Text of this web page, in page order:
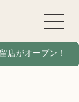
店がオープン！